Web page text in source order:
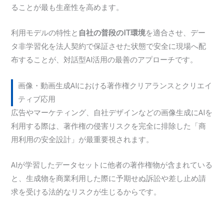
ることが最も生産性を高めます。
利用モデルの特性と 自社の普段のIT環境を適合させ、デー
タ非学習化を法人契約で保証させた状態で安全に現場へ配
布することが、対話型AI活用の最善のアプローチです。
画像・動画生成AIにおける著作権クリアランスとクリエイ
ティブ応用
広告やマーケティング、自社デザインなどの画像生成にAIを
利用する際は、著作権の侵害リスクを完全に排除した「商
用利用の安全設計」が最重要視されます。
AIが学習したデータセットに他者の著作権物が含まれている
と、生成物を商業利用した際に予期せぬ訴訟や差し止め請
求を受ける法的なリスクが生じるからです。